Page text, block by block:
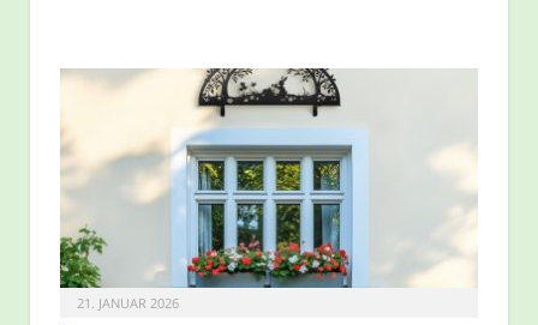
21. JANUAR 2026